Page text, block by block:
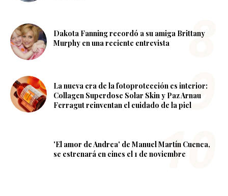
Dakota Fanning recordó a su amiga Brittany
Murphy en una reciente entrevista
La nueva era de la fotoprotección es interior:
Collagen Superdose Solar Skin y Paz Arnau
Ferragut reinventan el cuidado de la piel
'El amor de Andrea' de Manuel Martín Cuenca,
se estrenará en cines el 1 de noviembre